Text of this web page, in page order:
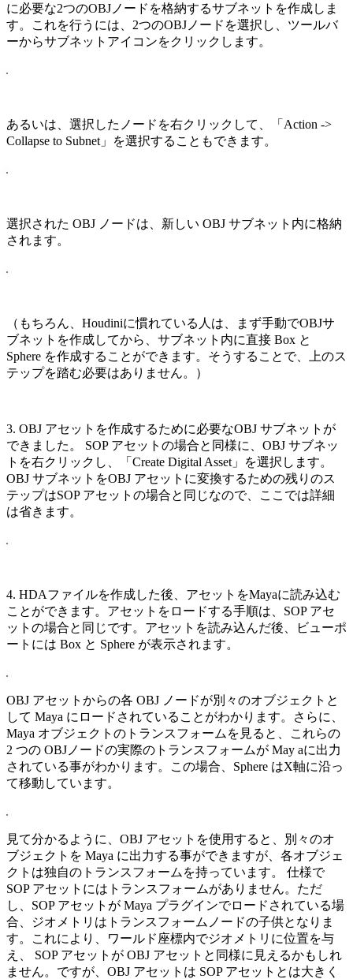
に必要な2つのOBJノードを格納するサブネットを作成しま
す。これを行うには、2つのOBJノードを選択し、ツールバ
ーからサブネットアイコンをクリックします。
あるいは、選択したノードを右クリックして、「Action ->
Collapse to Subnet」を選択することもできます。
選択された OBJ ノードは、新しい OBJ サブネット内に格納
されます。
（もちろん、Houdiniに慣れている人は、まず手動でOBJサ
ブネットを作成してから、サブネット内に直接 Box と
Sphere を作成することができます。そうすることで、上のス
テップを踏む必要はありません。）
3. OBJ アセットを作成するために必要なOBJ サブネットが
できました。 SOP アセットの場合と同様に、OBJ サブネッ
トを右クリックし、「Create Digital Asset」を選択します。
OBJ サブネットをOBJ アセットに変換するための残りのス
テップはSOP アセットの場合と同じなので、ここでは詳細
は省きます。
4. HDAファイルを作成した後、アセットをMayaに読み込む
ことができます。アセットをロードする手順は、SOP アセ
ットの場合と同じです。アセットを読み込んだ後、ビューポ
ートには Box と Sphere が表示されます。
OBJ アセットからの各 OBJ ノードが別々のオブジェクトと
して Maya にロードされていることがわかります。さらに、
Maya オブジェクトのトランスフォームを見ると、これらの
2 つの OBJノードの実際のトランスフォームが May aに出力
されている事がわかります。この場合、Sphere はX軸に沿っ
て移動しています。
見て分かるように、OBJ アセットを使用すると、別々のオ
ブジェクトを Maya に出力する事ができますが、各オブジェ
クトは独自のトランスフォームを持っています。 仕様で
SOP アセットにはトランスフォームがありません。ただ
し、SOP アセットが Maya プラグインでロードされている場
合、ジオメトリはトランスフォームノードの子供となりま
す。これにより、ワールド座標内でジオメトリに位置を与
え、 SOP アセットが OBJ アセットと同様に見えるかもしれ
ません。ですが、OBJ アセットは SOP アセットとは大きく